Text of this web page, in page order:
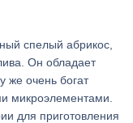
спелый абрикос,
Он обладает
же очень богат
микроэлементами.
для приготовления